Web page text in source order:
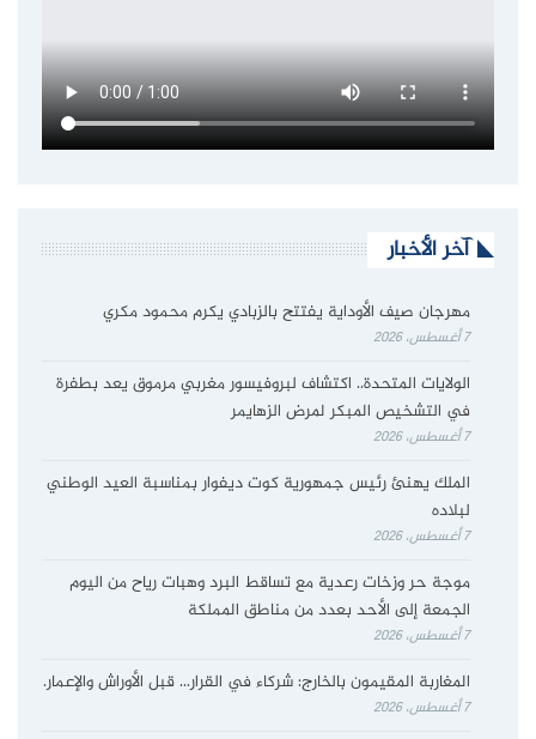
آخر الأخبار
مهرجان صيف الأوداية يفتتح بالزبادي يكرم محمود مكري
7 أغسطس، 2026
الولايات المتحدة.. اكتشاف لبروفيسور مغربي مرموق يعد بطفرة
في التشخيص المبكر لمرض الزهايمر
7 أغسطس، 2026
الملك يهنئ رئيس جمهورية كوت ديفوار بمناسبة العيد الوطني
لبلاده
7 أغسطس، 2026
موجة حر وزخات رعدية مع تساقط البرد وهبات رياح من اليوم
الجمعة إلى الأحد بعدد من مناطق المملكة
7 أغسطس، 2026
المغاربة المقيمون بالخارج: شركاء في القرار… قبل الأوراش والإعمار.
7 أغسطس، 2026